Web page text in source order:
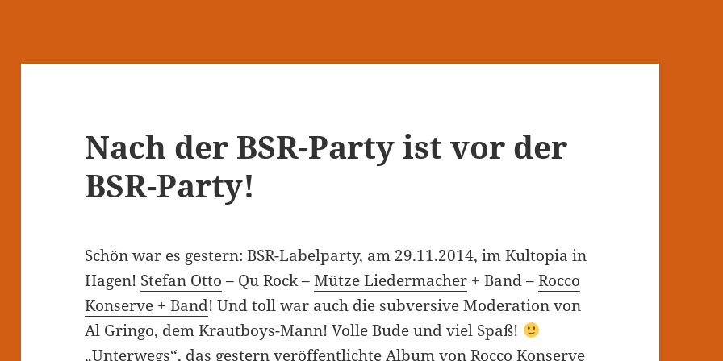
Nach der BSR-Party ist vor der
BSR-Party!
Schön war es gestern: BSR-Labelparty, am 29.11.2014, im Kultopia in
Hagen! Stefan Otto – Qu Rock –Mütze Liedermacher + Band –Rocco
Konserve + Band! Und toll war auch die subversive Moderation von
Al Gringo, dem Krautboys-Mann! Volle Bude und viel Spaß!
„Unterwegs“, das gestern veröffentlichte Album von Rocco Konserve